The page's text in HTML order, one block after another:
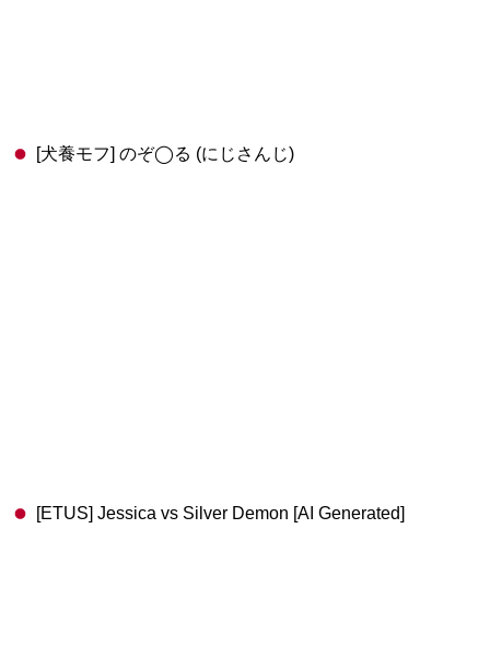
[犬養モフ] のぞ◯る (にじさんじ)
[ETUS] Jessica vs Silver Demon [AI Generated]